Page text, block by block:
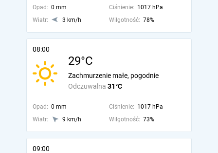
Opad: 0 mm Ciśnienie: 1017 hPa
Wiatr:
3 km/h Wilgotność: 78%
08:00
29°C
Odczuwalna 31°C
Zachmurzenie małe, pogodnie
Opad: 0 mm Ciśnienie: 1017 hPa
Wiatr:
9 km/h Wilgotność: 73%
09:00